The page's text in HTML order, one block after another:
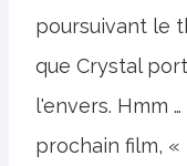
poursuivant le
que Crystal
l'envers. Hmm
prochain film, «